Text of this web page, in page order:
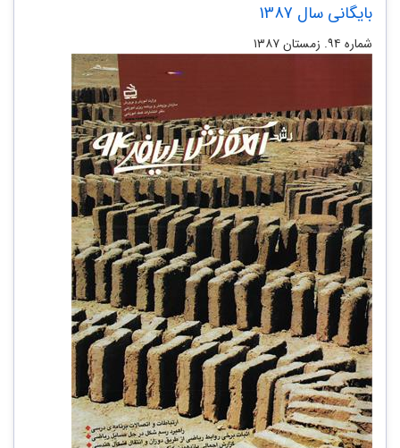
بایگانی سال 1387
شماره ۹۴. زمستان ۱۳۸۷